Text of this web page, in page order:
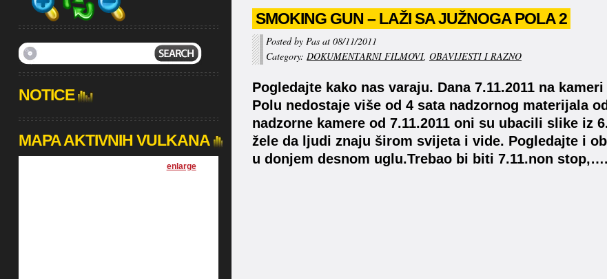
SMOKING GUN – LAŽI SA JUŽNOGA POLA 2
Posted by Pas at 08/11/2011
Category: DOKUMENTARNI FILMOVI, OBAVIJESTI I RAZNO
Pogledajte kako nas varaju. Dana 7.11.2011 na
Polu nedostaje više od 4 sata nadzornog materijala
nadzorne kamere od 7.11.2011 oni su ubacili slike iz
žele da ljudi znaju širom svijeta i vide. Pogledajte i
u donjem desnom uglu.Trebao bi biti 7.11.non
NOTICE
MAPA AKTIVNIH VULKANA
enlarge]